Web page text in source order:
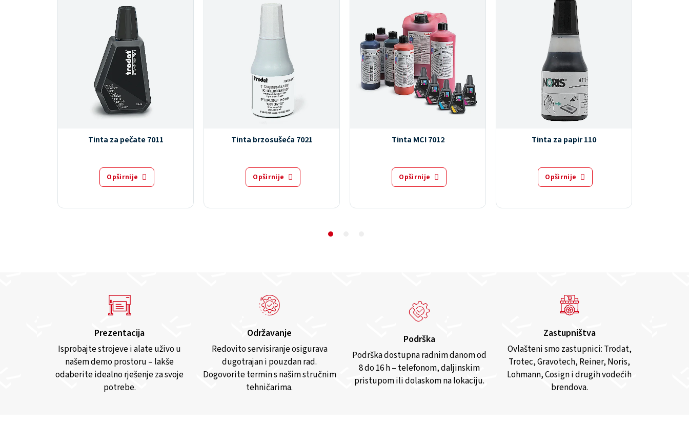
Tinta za pečate 7011
Opširnije
Tinta brzosušeća 7021
Opširnije
Tinta MCI 7012
Opširnije
Tinta za papir 110
Opširnije
Prezentacija
Isprobajte strojeve i alate uživo u
našem demo prostoru – lakše
odaberite idealno rješenje za svoje
potrebe.
Održavanje
Redovito servisiranje osigurava
dugotrajan i pouzdan rad.
Dogovorite termin s našim stručnim
tehničarima.
Podrška
Podrška dostupna radnim danom od
8 do 16 h – telefonom, daljinskim
pristupom ili dolaskom na lokaciju.
Zastupništva
Ovlašteni smo zastupnici: Trodat,
Trotec, Gravotech, Reiner, Noris,
Lohmann, Cosign i drugih vodećih
brendova.